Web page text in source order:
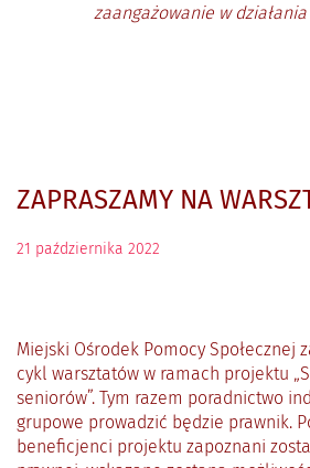
zaangażowanie w
ZAPRASZAMY NA
21 października 2022
Miejski Ośrodek Pomocy Społecznej
cykl warsztatów w ramach projektu
seniorów”. Tym razem poradnictwo
grupowe prowadzić będzie prawnik.
beneficjenci projektu zapoznani